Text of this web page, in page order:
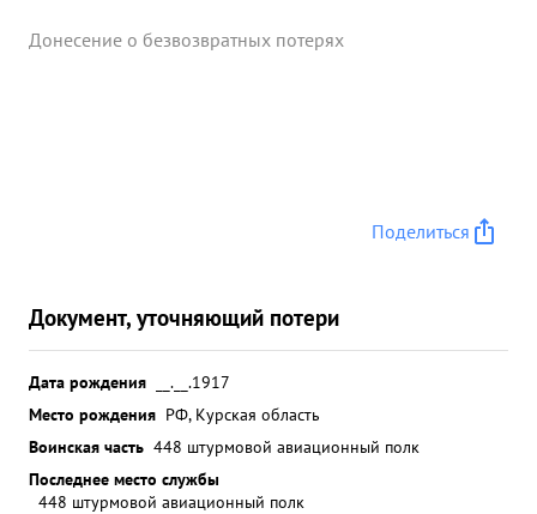
Донесение о безвозвратных потерях
Поделиться
Документ, уточняющий потери
Дата рождения
__.__.1917
Место рождения РФ, Курская область
Воинская часть 448 штурмовой авиационный полк
Последнее место службы
448 штурмовой авиационный полк